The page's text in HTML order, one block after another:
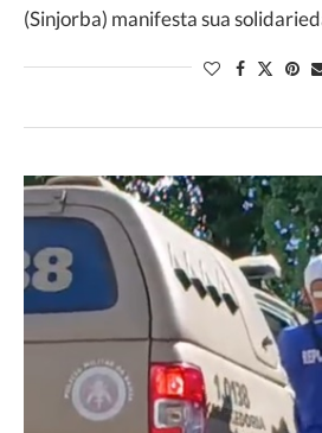
(Sinjorba) manifesta sua